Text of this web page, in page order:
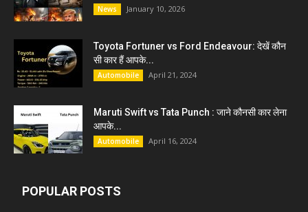
News January 10, 2026
Toyota Fortuner vs Ford Endeavour: देखें कौन
सी कार हैं आपके...
Automobile April 21, 2024
Maruti Swift vs Tata Punch : जाने कौनसी कार लेना
आपके...
Automobile April 16, 2024
POPULAR POSTS